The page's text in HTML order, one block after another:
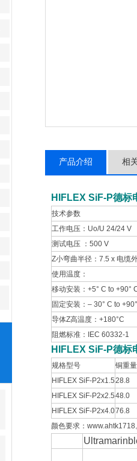
产品介绍 相
HIFLEX SiF-P德标
技术参数
工作电压：Uo/U 24/24 V
测试电压 ：500 V
Z小弯曲半径：7.5 x 电缆
使用温度：
移动安装：+5° C to +90°
固定安装：– 30° C to
导体Z高温度：+180°C
阻燃标准：IEC 60332-1
HIFLEX SiF-P德标
规格型号
铜
HIFLEX SiF-P2x1.528.8
HIFLEX SiF-P2x2.548.0
HIFLEX SiF-P2x4.076.8
颜色要求：www.ahtk1718